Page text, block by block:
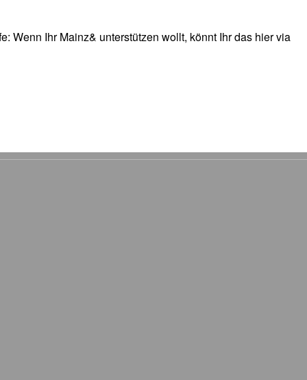
Wenn Ihr Mainz& unterstützen wollt, könnt Ihr das hier via